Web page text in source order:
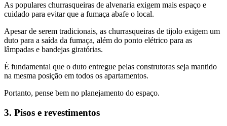
As populares churrasqueiras de alvenaria exigem mais espaço e
cuidado para evitar que a fumaça abafe o local.
Apesar de serem tradicionais, as churrasqueiras de tijolo exigem um
duto para a saída da fumaça, além do ponto elétrico para as
lâmpadas e bandejas giratórias.
É fundamental que o duto entregue pelas construtoras seja mantido
na mesma posição em todos os apartamentos.
Portanto, pense bem no planejamento do espaço.
3. Pisos e revestimentos